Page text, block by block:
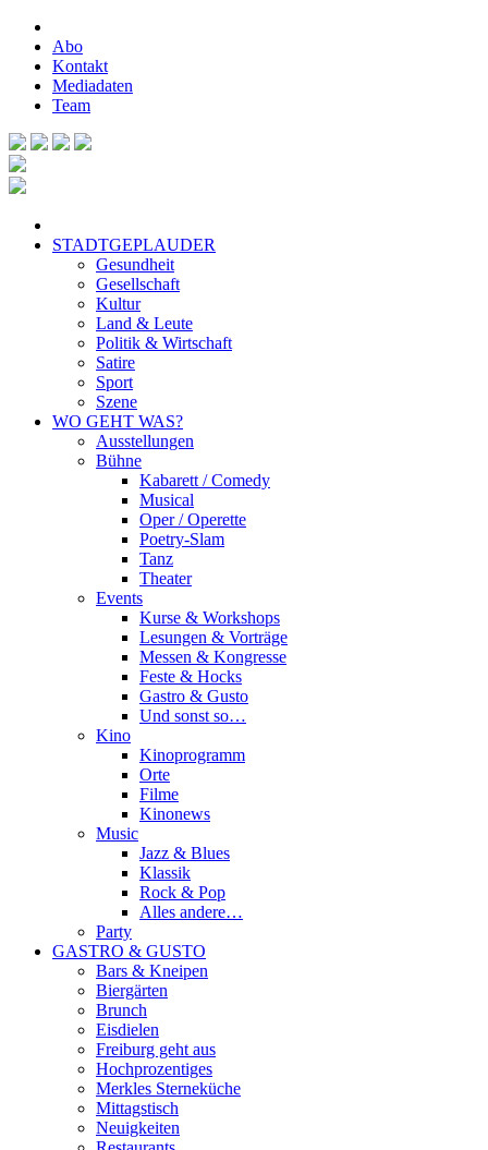
Abo
Kontakt
Mediadaten
Team
STADTGEPLAUDER
Gesundheit
Gesellschaft
Kultur
Land & Leute
Politik & Wirtschaft
Satire
Sport
Szene
WO GEHT WAS?
Ausstellungen
Bühne
Kabarett / Comedy
Musical
Oper / Operette
Poetry-Slam
Tanz
Theater
Events
Kurse & Workshops
Lesungen & Vorträge
Messen & Kongresse
Feste & Hocks
Gastro & Gusto
Und sonst so…
Kino
Kinoprogramm
Orte
Filme
Kinonews
Music
Jazz & Blues
Klassik
Rock & Pop
Alles andere…
Party
GASTRO & GUSTO
Bars & Kneipen
Biergärten
Brunch
Eisdielen
Freiburg geht aus
Hochprozentiges
Merkles Sterneküche
Mittagstisch
Neuigkeiten